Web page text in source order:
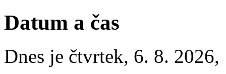
Datum a čas
Dnes je čtvrtek, 6. 8. 2026,